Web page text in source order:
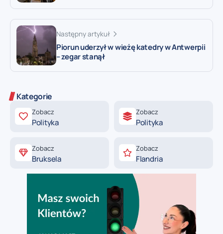
Następny artykuł
Piorun uderzył w wieżę katedry w Antwerpii
– zegar stanął
Kategorie
Zobacz
Polityka
Zobacz
Polityka
Zobacz
Bruksela
Zobacz
Flandria